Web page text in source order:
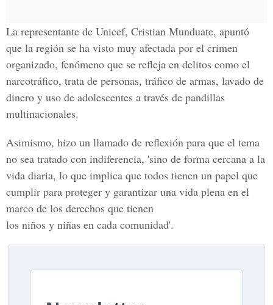
La representante de Unicef, Cristian Munduate, apuntó
que la región se ha visto muy afectada por el crimen
organizado, fenómeno que se refleja en delitos como el
narcotráfico, trata de personas, tráfico de armas, lavado de
dinero y uso de adolescentes a través de pandillas
multinacionales.
Asimismo, hizo un llamado de reflexión para que el tema
no sea tratado con indiferencia, 'sino de forma cercana a la
vida diaria, lo que implica que todos tienen un papel que
cumplir para proteger y garantizar una vida plena en el
marco de los derechos que tienen
los niños y niñas en cada comunidad'.